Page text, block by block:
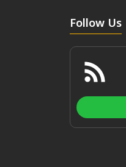
Follow Us